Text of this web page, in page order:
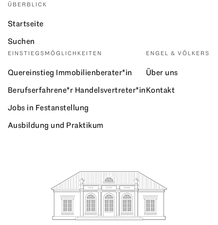
ÜBERBLICK
Startseite
Suchen
EINSTIEGSMÖGLICHKEITEN
Quereinstieg Immobilienberater*in
Berufserfahrene*r Handelsvertreter*in
Jobs in Festanstellung
Ausbildung und Praktikum
ENGEL & VÖLKERS
Über uns
Kontakt